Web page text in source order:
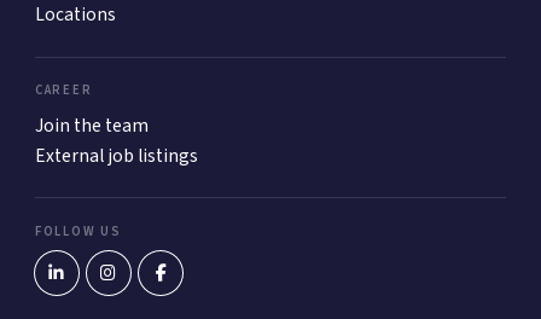
Locations
CAREER
Join the team
External job listings
FOLLOW US